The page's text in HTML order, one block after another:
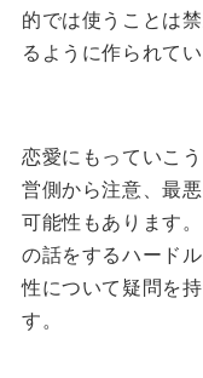
的では使うことは
るように作られてい
恋愛にもっていこ
営側から注意、最
可能性もあります
の話をするハード
性について疑問を
す。